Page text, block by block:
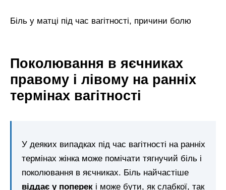
Біль у матці під час вагітності, причини болю
Поколювання в яєчниках
правому і лівому на ранніх
термінах вагітності
У деяких випадках під час вагітності на ранніх
термінах жінка може помічати тягнучий біль і
поколювання в яєчниках. Біль найчастіше
віддає у поперек і може бути, як слабкої, так